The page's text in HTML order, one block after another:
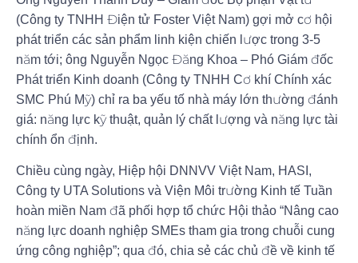
(Công ty TNHH Điện tử Foster Việt Nam) gợi mở cơ hội
phát triển các sản phẩm linh kiện chiến lược trong 3-5
năm tới; ông Nguyễn Ngọc Đăng Khoa – Phó Giám đốc
Phát triển Kinh doanh (Công ty TNHH Cơ khí Chính xác
SMC Phú Mỹ) chỉ ra ba yếu tố nhà máy lớn thường đánh
giá: năng lực kỹ thuật, quản lý chất lượng và năng lực tài
chính ổn định.
Chiều cùng ngày, Hiệp hội DNNVV Việt Nam, HASI,
Công ty UTA Solutions và Viện Môi trường Kinh tế Tuần
hoàn miền Nam đã phối hợp tổ chức Hội thảo “Nâng cao
năng lực doanh nghiệp SMEs tham gia trong chuỗi cung
ứng công nghiệp”; qua đó, chia sẻ các chủ đề về kinh tế